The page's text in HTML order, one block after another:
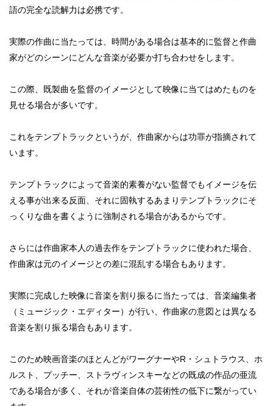
語の完全な読解力は必携です。
実際の作曲に当たっては、時間がある場合は基本的に監督と作曲
家がどのシーンにどんな音楽が必要か打ち合わせをします。
この際、既製曲を監督のイメージとして映像に当てはめたものを
見せる場合が多いです。
これをテンプトラックというが、作曲家からは功罪が指摘されて
います。
テンプトラックによって音楽的素養がない監督でもイメージを伝
える事が出来る反面、それに固執するあまりテンプトラックにそ
っくりな曲を書くように強制される場合があるからです。
さらには作曲家本人の過去作をテンプトラックに使われた場合、
作曲家は元のイメージとの差に混乱する場合もあります。
実際に完成した映像に音楽を割り振るに当たっては、音楽編集者
（ミュージック・エディター）が行い、作曲家の意図とは異なる
音楽を割り振る場合もあります。
このため映画音楽のほとんどがワーグナーやR・シュトラウス、ホ
ルスト、プッチー、ストラヴィンスキーなどの既成の作品の亜流
である場合が多く、それが音楽自体の芸術性の低下に繋がってい